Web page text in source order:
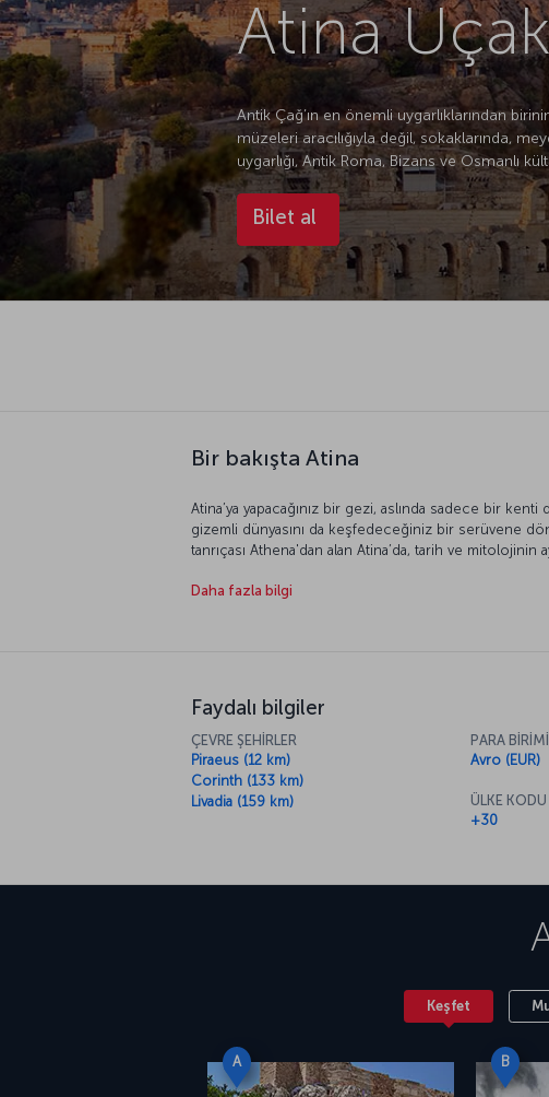
Atina
Antik Çağ’ın en önemli uygarlıklarından
müzeleri aracılığıyla değil, sokaklarında,
uygarlığı, Antik Roma, Bizans ve Osmanlı
Bilet al
Bir bakışta Atina
Atina’ya yapacağınız bir gezi, aslında sadece bir
gizemli dünyasını da keşfedeceğiniz bir serüvene
tanrıçası Athena'dan alan Atina’da, tarih ve
İlk olarak şehrin sembolü olan Akropolis’e çıkın, ünlü
Daha fazla bilgi
Faydalı bilgiler
ÇEVRE ŞEHİRLER
Piraeus (12 km)
Corinth (133 km)
Livadia (159 km)
PARA BİRİMİ
Avro (EUR)
ÜLKE KODU
+30
Keşfet
A B